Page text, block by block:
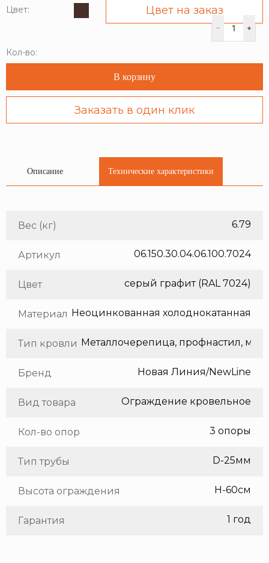
Цвет: Цвет на заказ
Кол-во:
В корзину
Заказать в один клик
Описание Технические характеристики
Вес (кг) 6.79
Артикул 06.150.30.04.06.100.7024
Цвет серый графит (RAL 7024)
Материал
Тип кровли
Бренд Новая Линия/NewLine
Вид товара Ограждение кровельное
Кол-во опор 3 опоры
Тип трубы D-25мм
Высота ограждения H-60см
Гарантия 1 год